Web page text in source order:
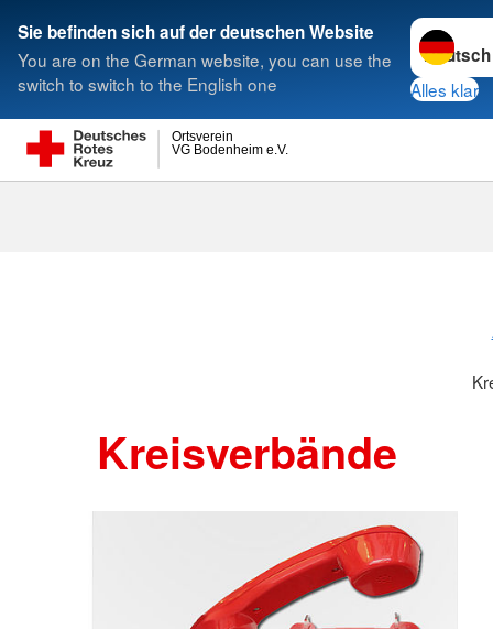
Sie befinden sich auf der deutschen Website
You are on the German website, you can use the
switch to switch to the English one
Sprache
Alles klar
VG Bodenheim e.V.
Ortsverein
Suche
Kreisverbände